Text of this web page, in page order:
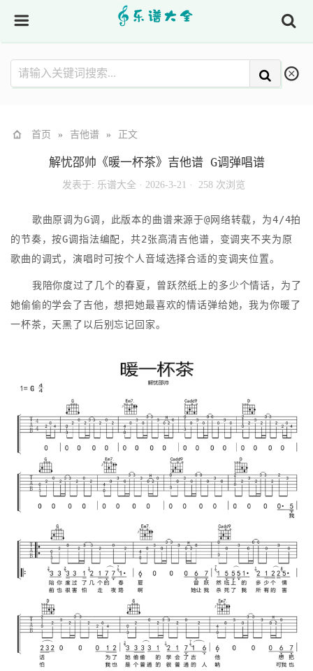
首页 » 吉他谱 » 正文
解忧邵帅《暖一杯茶》吉他谱 G调弹唱谱
发表于: 乐谱大全 · 2026-3-21 · 258 次浏览
歌曲原调为G调，此版本的曲谱来源于@网络转载，为4/4拍
的节奏，按G调指法编配，共2张高清吉他谱，变调夹不夹为原
歌曲的调式，演唱时可按个人音域选择合适的变调夹位置。
我陪你度过了几个的春夏，曾跃然纸上的多少个情话，为了
她偷偷的学会了吉他，想把她最喜欢的情话弹给她，我为你暖了
一杯茶，天黑了以后别忘记回家。